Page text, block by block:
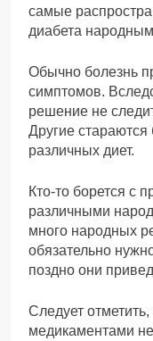
самые
диабета
Обычно болезнь
симптомов.
решение не
Другие
различных диет.
Кто-то борется с
различными
много народных
обязательно
поздно они
Следует
медикаментами